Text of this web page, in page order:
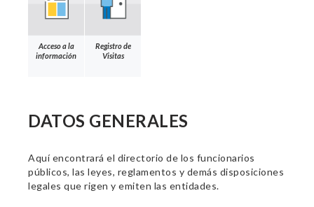
Acceso a la
información
Registro de
Visitas
DATOS GENERALES
Aquí encontrará el directorio de los funcionarios
públicos, las leyes, reglamentos y demás disposiciones
legales que rigen y emiten las entidades.